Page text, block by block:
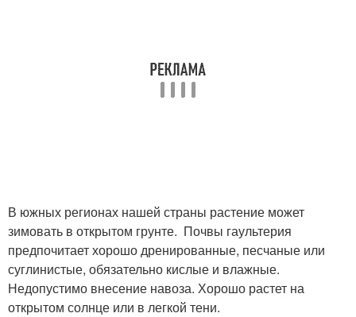
В южных регионах нашей страны растение может
зимовать в открытом грунте. Почвы гаультерия
предпочитает хорошо дренированные, песчаные или
суглинистые, обязательно кислые и влажные.
Недопустимо внесение навоза. Хорошо растет на
открытом солнце или в легкой тени.